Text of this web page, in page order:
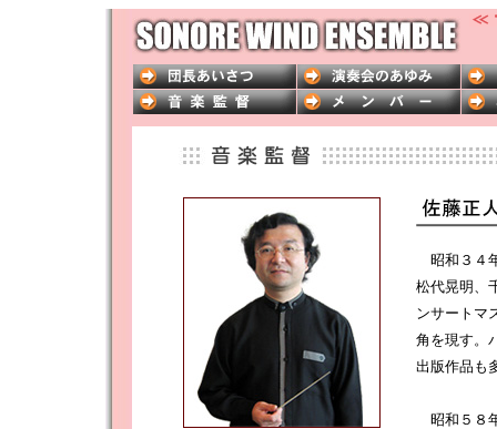
昭和３４
松代晃明、
ンサートマ
角を現す。
出版作品も
昭和５８